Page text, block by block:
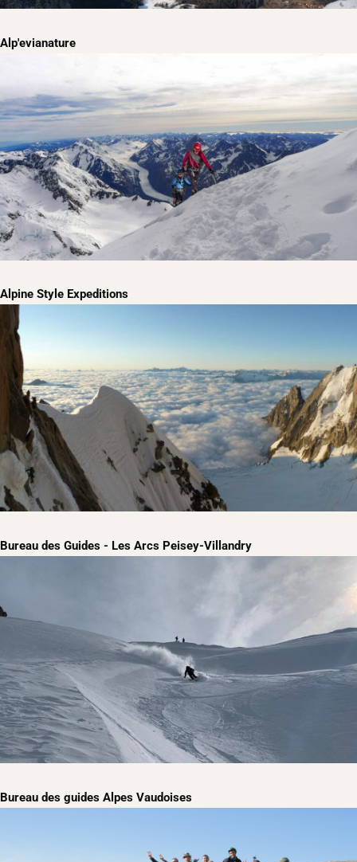
Alp'evianature
Alpine Style Expeditions
Bureau des Guides - Les Arcs Peisey-Villandry
Bureau des guides Alpes Vaudoises